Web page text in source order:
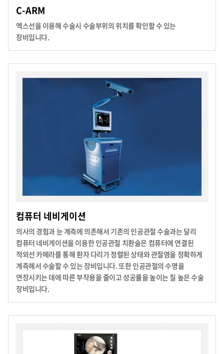
C-ARM
엑스선을 이용해 수술시 수술부위의 위치를 확인할 수 있는
장비입니다.
컴퓨터 네비게이션
의사의 경험과 눈 계측에 의존해서 기존의 인공관절 수술과는 달리
컴퓨터 네비게이션을 이용한 인공관절 치환술은 컴퓨터에 연결된
적외선 카메라를 통해 환자 다리가 정렬된 상태와 관절염을 정확하게
계측해서 수술할 수 있는 장비입니다. 또한 인공관절의 수명을
연장시키는 데에 따른 부작용을 줄이고 성공률을 높이는 질 높은 수술
장비입니다.